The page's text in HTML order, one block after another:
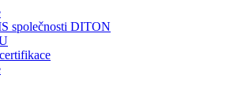
společnosti DITON